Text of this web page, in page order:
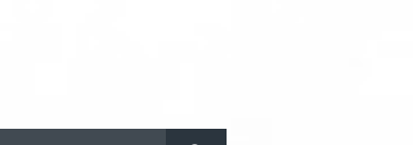
Suchen